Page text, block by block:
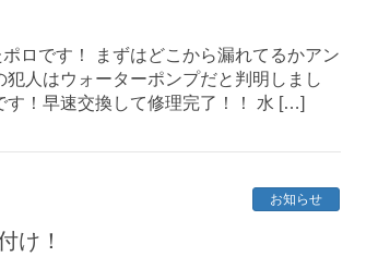
ロです！ まずはどこから漏れてるかアン
人はウォーターポンプだと判明しまし
す！早速交換して修理完了！！ 水 […]
お知らせ
け！